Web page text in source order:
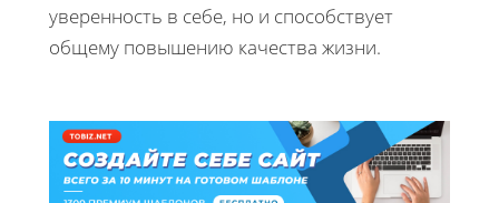
уверенность в себе, но и способствует
общему повышению качества жизни.